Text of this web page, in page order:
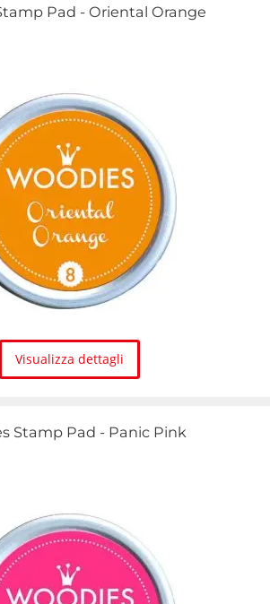
Pad - Oriental Orange
Visualizza dettagli
Stamp Pad - Panic Pink